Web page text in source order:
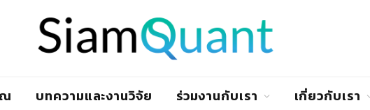
บทความและงานวิจัย ร่วมงานกับเรา เกี่ยวกับเรา